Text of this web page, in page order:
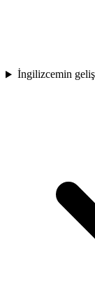
İngilizcemin